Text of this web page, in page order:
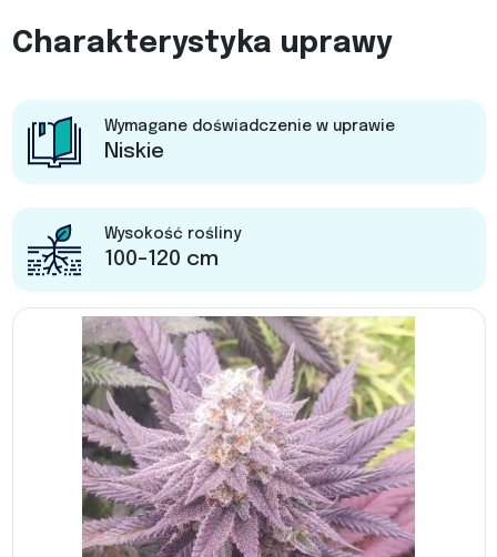
Charakterystyka uprawy
Wymagane doświadczenie w uprawie
Niskie
Wysokość rośliny
100-120 cm